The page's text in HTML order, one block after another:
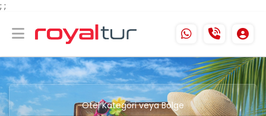
; ;
Otel Kategori veya Bölge